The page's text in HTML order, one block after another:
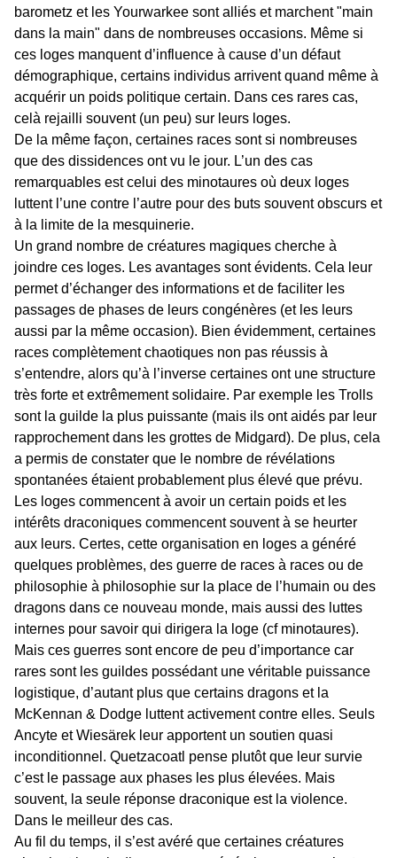
barometz et les Yourwarkee sont alliés et marchent "main
dans la main" dans de nombreuses occasions. Même si
ces loges manquent d’influence à cause d’un défaut
démographique, certains individus arrivent quand même à
acquérir un poids politique certain. Dans ces rares cas,
celà rejailli souvent (un peu) sur leurs loges.
De la même façon, certaines races sont si nombreuses
que des dissidences ont vu le jour. L’un des cas
remarquables est celui des minotaures où deux loges
luttent l’une contre l’autre pour des buts souvent obscurs et
à la limite de la mesquinerie.
Un grand nombre de créatures magiques cherche à
joindre ces loges. Les avantages sont évidents. Cela leur
permet d’échanger des informations et de faciliter les
passages de phases de leurs congénères (et les leurs
aussi par la même occasion). Bien évidemment, certaines
races complètement chaotiques non pas réussis à
s’entendre, alors qu’à l’inverse certaines ont une structure
très forte et extrêmement solidaire. Par exemple les Trolls
sont la guilde la plus puissante (mais ils ont aidés par leur
rapprochement dans les grottes de Midgard). De plus, cela
a permis de constater que le nombre de révélations
spontanées étaient probablement plus élevé que prévu.
Les loges commencent à avoir un certain poids et les
intérêts draconiques commencent souvent à se heurter
aux leurs. Certes, cette organisation en loges a généré
quelques problèmes, des guerre de races à races ou de
philosophie à philosophie sur la place de l’humain ou des
dragons dans ce nouveau monde, mais aussi des luttes
internes pour savoir qui dirigera la loge (cf minotaures).
Mais ces guerres sont encore de peu d’importance car
rares sont les guildes possédant une véritable puissance
logistique, d’autant plus que certains dragons et la
McKennan & Dodge luttent activement contre elles. Seuls
Ancyte et Wiesärek leur apportent un soutien quasi
inconditionnel. Quetzacoatl pense plutôt que leur survie
c’est le passage aux phases les plus élevées. Mais
souvent, la seule réponse draconique est la violence.
Dans le meilleur des cas.
Au fil du temps, il s’est avéré que certaines créatures